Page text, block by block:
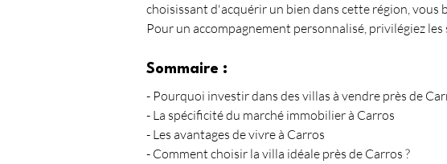
choisissant d'acquérir un bien dans cette région, vous
Pour un accompagnement personnalisé, privilégiez
Sommaire :
- Pourquoi investir dans des villas à vendre près de
- La spécificité du marché immobilier à Carros
- Les avantages de vivre à Carros
- Comment choisir la villa idéale près de Carros ?